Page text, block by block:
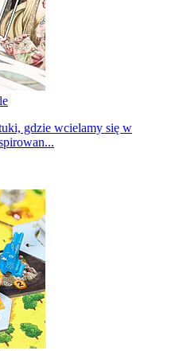
gdzie wcielamy się w